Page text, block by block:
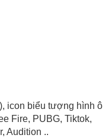
icon biểu tượng hình ô
Fire, PUBG, Tiktok,
Audition ..